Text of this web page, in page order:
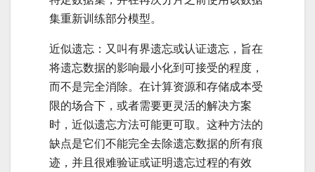
集重新训练部分模型。
近似遗忘：又叫有界遗忘或认证遗忘，旨在
将遗忘数据的影响最小化到可接受的程度，
而不是完全消除。在计算资源和存储成本受
限的场合下，或者需要更灵活的解决方案
时，近似遗忘方法可能更可取。这种方法的
缺点是它们不能完全去除遗忘数据的所有痕
迹，并且很难验证或证明遗忘过程的有效